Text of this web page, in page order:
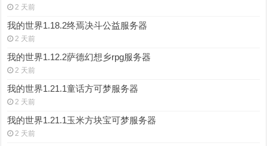
2 天前
我的世界1.18.2终焉决斗公益服务器
2 天前
我的世界1.12.2萨德幻想乡rpg服务器
2 天前
我的世界1.21.1童话方可梦服务器
2 天前
我的世界1.21.1玉米方块宝可梦服务器
2 天前